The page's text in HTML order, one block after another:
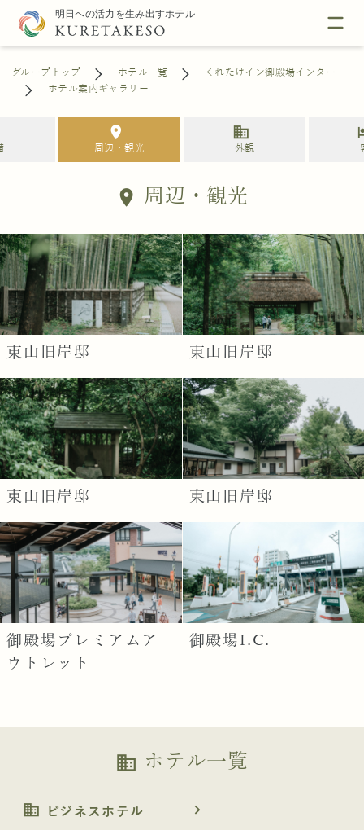
グループトップ ホテル一覧
くれたけイン御殿場インター
ホテル案内ギャラリー
location_on
周辺・観光
business
外観
location_on 周辺・観光
東山旧岸邸 東山旧岸邸
東山旧岸邸 東山旧岸邸
御殿場プレミアムア
ウトレット
御殿場I.C.
business ホテル一覧
business ビジネスホテル navigate_next